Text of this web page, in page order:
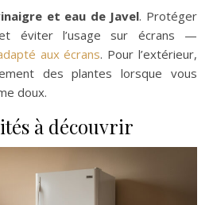
et eau de Javel. Protéger
éviter l’usage sur écrans —
aux écrans. Pour l’extérieur,
des plantes lorsque vous
doux.
à découvrir